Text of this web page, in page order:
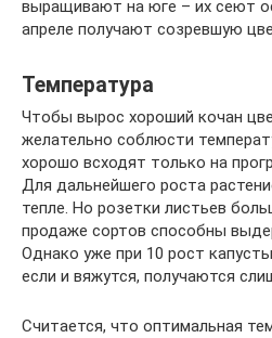
выращивают на юге – их сеют
апреле получают созревшую
Температура
Чтобы вырос хороший кочан
желательно соблюсти
хорошо всходят только на
Для дальнейшего роста
тепле. Но розетки листьев
продаже сортов способны
Однако уже при 10 рост
если и вяжутся, получаются
Считается, что оптимальная